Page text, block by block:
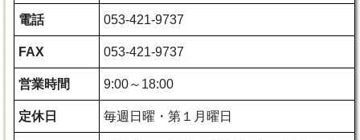
電話 053-421-9737
FAX 053-421-9737
営業時間 9:00～18:00
定休日 毎週日曜・第１月曜日